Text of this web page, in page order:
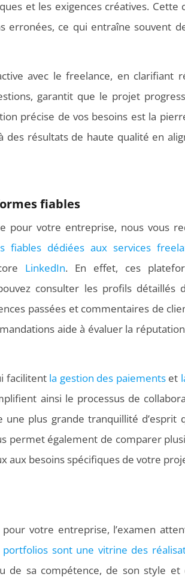
et les exigences créatives. Cette
erronées, ce qui entraîne souvent
avec le freelance, en clarifiant
garantit que le projet
précise de vos besoins est la
des résultats de haute qualité en
fiables
pour votre entreprise, nous vous
fiables dédiées aux services
LinkedIn. En effet, ces
consulter les profils détaillés
passées et commentaires de
aide à évaluer la
facilitent la gestion des paiementset
ainsi le processus de
plus grande tranquillité d’esprit
permet également de comparer
aux besoins spécifiques de votre
votre entreprise, l’examen
portfolios sont une vitrine des
de sa compétence, de son style et